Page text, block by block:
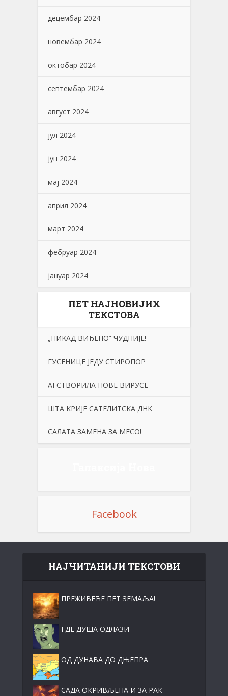
децембар 2024
новембар 2024
октобар 2024
септембар 2024
август 2024
јул 2024
јун 2024
мај 2024
април 2024
март 2024
фебруар 2024
јануар 2024
ПЕТ НАЈНОВИЈИХ
ТЕКСТОВА
„НИKАД ВИЂЕНО” ЧУДНИЈЕ!
ГУСЕНИЦЕ ЈЕДУ СТИРОПОР
АI СТВОРИЛА НОВЕ ВИРУСЕ
ШТА KРИЈЕ САТЕЛИТСKА ДНK
САЛАТА ЗАМЕНА ЗА МЕСО!
Facebook
НАЈЧИТАНИЈИ ТЕКСТОВИ
ПРЕЖИВЕЋЕ ПЕТ ЗЕМАЉА!
ГДЕ ДУША ОДЛАЗИ
ОД ДУНАВА ДО ДЊЕПРА
САДА ОКРИВЉЕНА И ЗА РАК